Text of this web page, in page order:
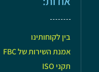
בין לקוחותינו
אמנת השירות של FBC
תקני ISO